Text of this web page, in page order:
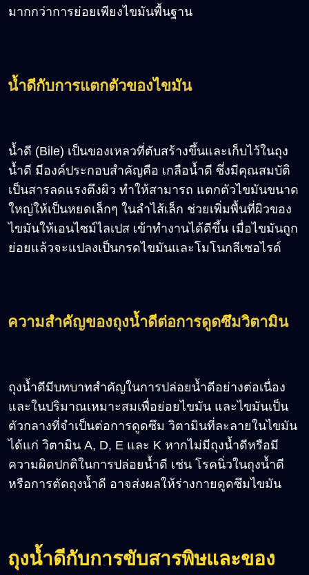
มากกว่าการย่อยเพียงไขมันพื้นฐาน
น้ำดีกับการแตกตัวของไขมัน
น้ำดี (Bile) เป็นของเหลวที่ตับสร้างขึ้นและเก็บไว้ในถุง
น้ำดี มีองค์ประกอบสำคัญคือ เกลือน้ำดี ซึ่งมีคุณสมบัติ
เป็นสารลดแรงตึงผิว ทำให้สามารถ แตกตัวไขมันขนาด
ใหญ่ให้เป็นหยดเล็กๆ ในลำไส้เล็ก ช่วยเพิ่มพื้นที่ผิวของ
ไขมันให้เอนไซม์ไลเปส เข้าทำงานได้ดีขึ้น เมื่อไขมันถูก
ย่อยแล้วจะแปลงเป็นกรดไขมันและโมโนกลีเซอไรด์
ความสำคัญของถุงน้ำดีต่อการดูดซึมวิตามิน
ถุงน้ำดีมีบทบาทสำคัญในการปล่อยน้ำดีอย่างต่อเนื่อง
และในปริมาณเหมาะสมเพื่อย่อยไขมัน และไขมันเป็น
ตัวกลางที่จำเป็นต่อการดูดซึม วิตามินที่ละลายในไขมัน
ได้แก่ วิตามิน A, D, E และ K หากไม่มีถุงน้ำดีหรือมี
ความผิดปกติในการปล่อยน้ำดี เช่น โรคนิ่วในถุงน้ำดี
หรือการตัดถุงน้ำดี อาจส่งผลให้ร่างกายดูดซึมไขมัน
ถุงน้ำดีกับการขับสารพิษและของ